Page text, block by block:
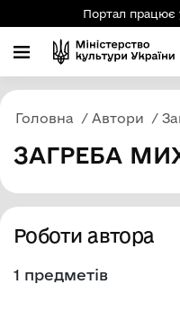
Портал працює
Головна Автори
ЗАГРЕБА
Роботи автора
1 предметів